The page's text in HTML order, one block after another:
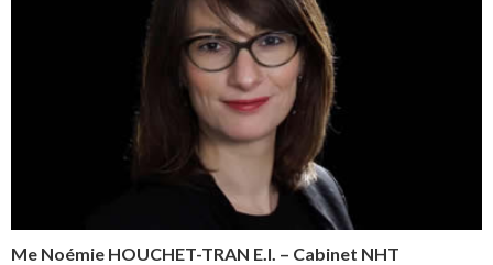
Me Noémie HOUCHET-TRAN E.I. – Cabinet NHT